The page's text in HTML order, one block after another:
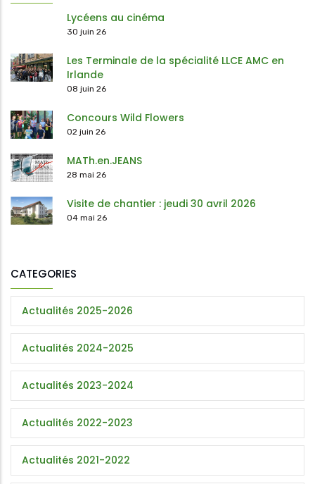
Lycéens au cinéma
30 juin 26
Les Terminale de la spécialité LLCE AMC en
Irlande
08 juin 26
Concours Wild Flowers
02 juin 26
MATh.en.JEANS
28 mai 26
Visite de chantier : jeudi 30 avril 2026
04 mai 26
CATEGORIES
Actualités 2025-2026
Actualités 2024-2025
Actualités 2023-2024
Actualités 2022-2023
Actualités 2021-2022